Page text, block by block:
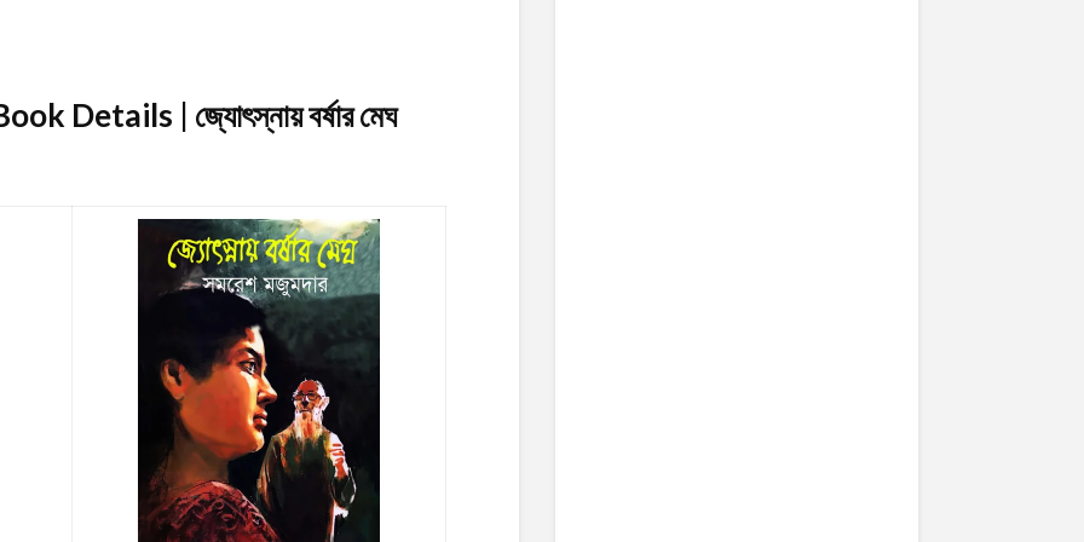
Details | জ্যোৎস্নায় বর্ষার মেঘ